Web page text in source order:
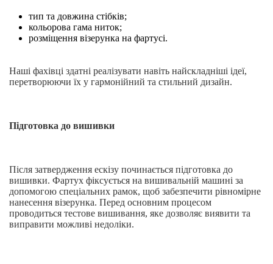
тип та довжина стібків;
кольорова гама ниток;
розміщення візерунка на фартусі.
Наші фахівці здатні реалізувати навіть найскладніші ідеї,
перетворюючи їх у гармонійний та стильний дизайн.
Підготовка до вишивки
Після затвердження ескізу починається підготовка до
вишивки. Фартух фіксується на вишивальній машині за
допомогою спеціальних рамок, щоб забезпечити рівномірне
нанесення візерунка. Перед основним процесом
проводиться тестове вишивання, яке дозволяє виявити та
виправити можливі недоліки.